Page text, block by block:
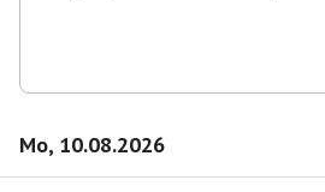
Mo, 10.08.2026